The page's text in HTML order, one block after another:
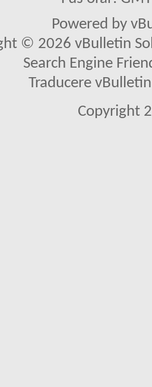
Powered by
© 2026 vBulletin
Search Engine
Traducere
Copyright